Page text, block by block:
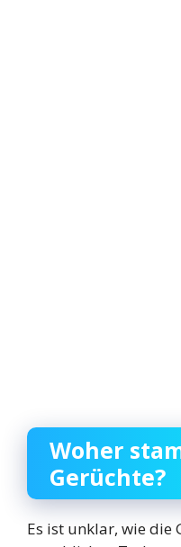
Woher
Gerüchte?
Es ist unklar, wie die